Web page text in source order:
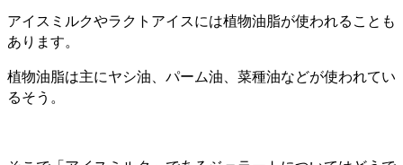
アイスミルクやラクトアイスには植物油脂が使われることも
あります。
植物油脂は主にヤシ油、パーム油、菜種油などが使われてい
るそう。